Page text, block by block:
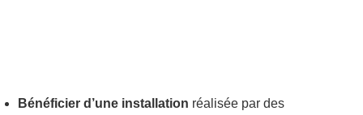
Bénéficier d’une installation réalisée par des